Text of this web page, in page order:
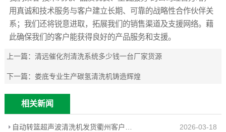
用真诚和技术服务与客户建立长期、可靠的战略性合作伙伴关
系；我们还将锐意进取，拓展我们的销售渠道及支援网络。藉
此确保我们的客户能获得良好的产品服务和支援。
上一篇：清远催化剂清洗系统多少钱一台厂家货源
下一篇：娄底专业生产碳氢清洗机铸造辉煌
相关新闻
2026-03-18